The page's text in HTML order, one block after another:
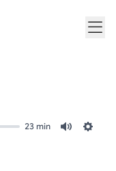
23 min